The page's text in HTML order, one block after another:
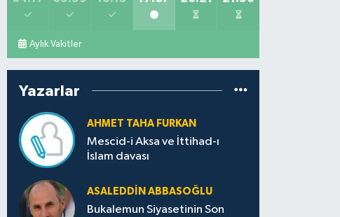
Aylık Vakitler
Yazarlar
AHMET TAHA FURKAN
Mescid-i Aksa ve İttihad-ı
İslam davası
ASALEDDIN ABBASOĞLU
Bukalemun Siyasetinin Son